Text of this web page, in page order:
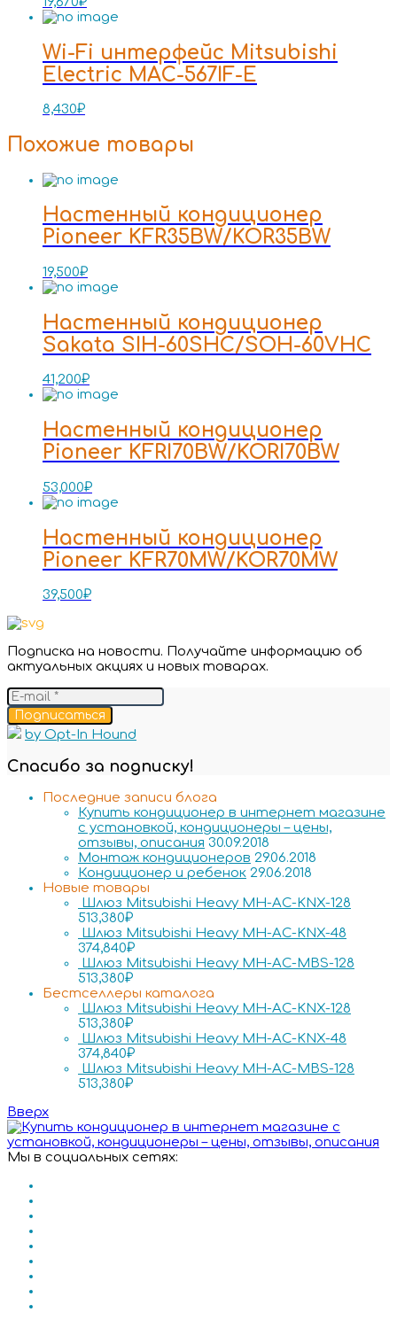
Wi-Fi интерфейс Mitsubishi
Electric MAC-567IF-E
8,430₽
Похожие товары
Настенный кондиционер
Pioneer KFR35BW/KOR35BW
19,500₽
Настенный кондиционер
Sakata SIH-60SHC/SOH-60VHC
41,200₽
Настенный кондиционер
Pioneer KFRI70BW/KORI70BW
53,000₽
Настенный кондиционер
Pioneer KFR70MW/KOR70MW
39,500₽
Подписка на новости. Получайте информацию об
актуальных акциях и новых товарах.
Подписаться
by Opt-In Hound
Спасибо за подписку!
Последние записи блога
Купить кондиционер в интернет магазине
с установкой, кондиционеры – цены,
отзывы, описания 30.09.2018
Монтаж кондиционеров 29.06.2018
Кондиционер и ребенок 29.06.2018
Новые товары
Шлюз Mitsubishi Heavy MH-AC-KNX-128
513,380₽
Шлюз Mitsubishi Heavy MH-AC-KNX-48
374,840₽
Шлюз Mitsubishi Heavy MH-AC-MBS-128
513,380₽
Бестселлеры каталога
Шлюз Mitsubishi Heavy MH-AC-KNX-128
513,380₽
Шлюз Mitsubishi Heavy MH-AC-KNX-48
374,840₽
Шлюз Mitsubishi Heavy MH-AC-MBS-128
513,380₽
Вверх
Мы в социальных сетях: